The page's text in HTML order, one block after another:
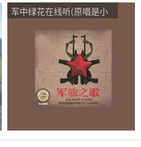
军中绿花在线听(原唱是小